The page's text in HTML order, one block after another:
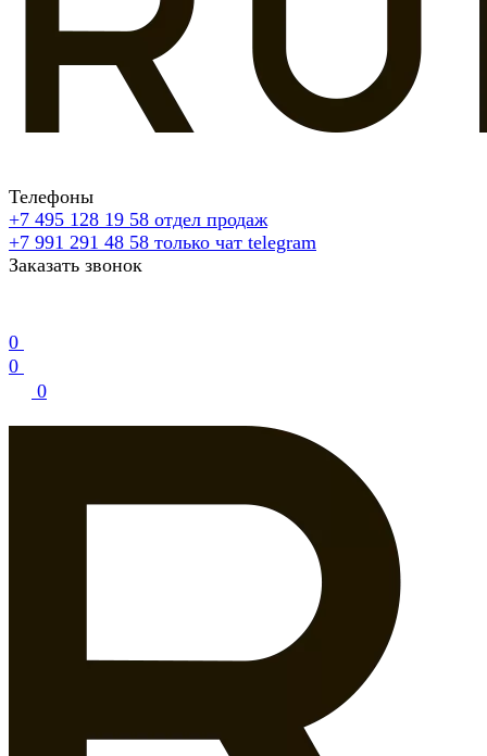
Телефоны
+7 495 128 19 58 отдел продаж
+7 991 291 48 58 только чат telegram
Заказать звонок
0
0
0